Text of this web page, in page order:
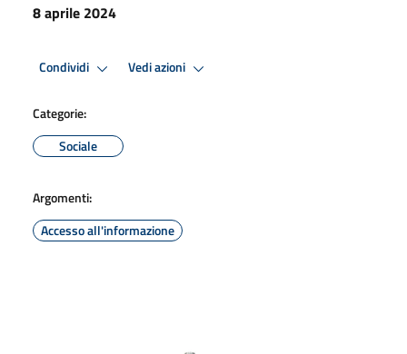
8 aprile 2024
Condividi Vedi azioni
Categorie:
Sociale
Argomenti:
Accesso all'informazione